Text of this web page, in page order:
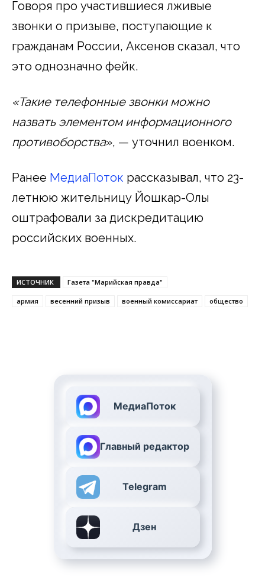
Говоря про участившиеся лживые
звонки о призыве, поступающие к
гражданам России, Аксенов сказал, что
это однозначно фейк.
«Такие телефонные звонки можно
назвать элементом информационного
противоборства», — уточнил военком.
Ранее МедиаПоток рассказывал, что 23-
летнюю жительницу Йошкар-Олы
оштрафовали за дискредитацию
российских военных.
ИСТОЧНИК Газета "Марийская правда"
армия весенний призыв военный комиссариат общество
МедиаПоток
Главный редактор
Telegram
Дзен